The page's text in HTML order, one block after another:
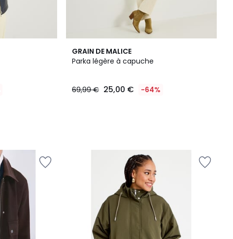
GRAIN DE MALICE
Parka légère à capuche
69,99 € 25,00 € -64%